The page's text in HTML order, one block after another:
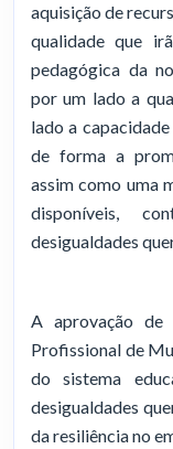
aquisição de
qualidade que
pedagógica da
por um lado a
lado a
de forma a
assim como uma
disponíveis,
desigualdades
A aprovação
Profissional de
do sistema
desigualdades
da resiliência no